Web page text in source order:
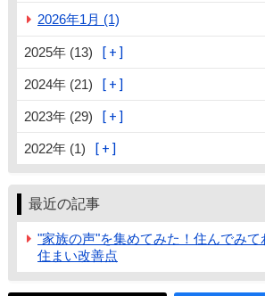
2026年1月 (1)
2025年 (13)
2024年 (21)
2023年 (29)
2022年 (1)
最近の記事
"家族の声"を集めてみた！住んでみて
住まい改善点